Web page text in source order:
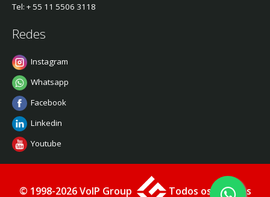
Tel: + 55 11 5506 3118
Redes
Instagram
Whatsapp
Facebook
Linkedin
Youtube
© 1998-2026 VoIP Group Todos os Direitos